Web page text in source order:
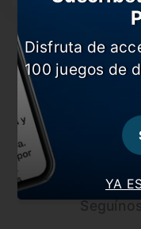
YA
Disfruta de
100 juegos de